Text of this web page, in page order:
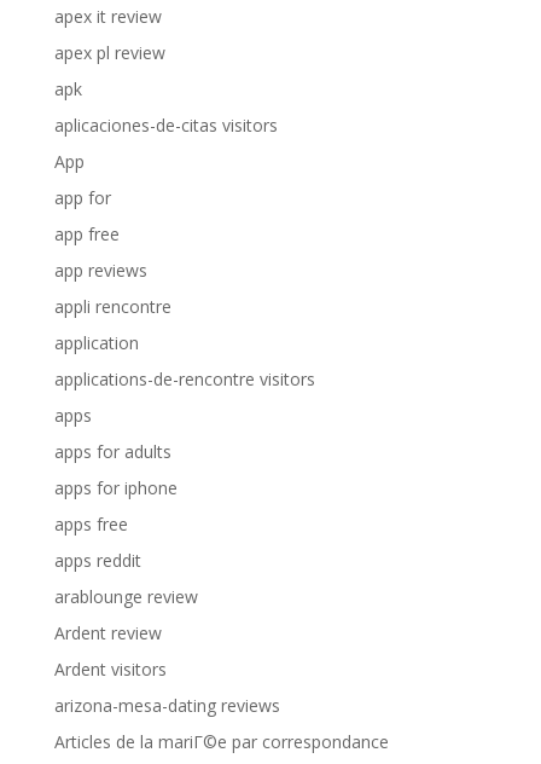
apex it review
apex pl review
apk
aplicaciones-de-citas visitors
App
app for
app free
app reviews
appli rencontre
application
applications-de-rencontre visitors
apps
apps for adults
apps for iphone
apps free
apps reddit
arablounge review
Ardent review
Ardent visitors
arizona-mesa-dating reviews
Articles de la mariГ©e par correspondance